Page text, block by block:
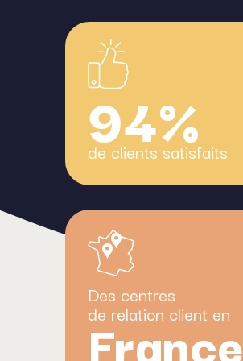
94%
de clients satisfaits
Des centres
de relation client en
France